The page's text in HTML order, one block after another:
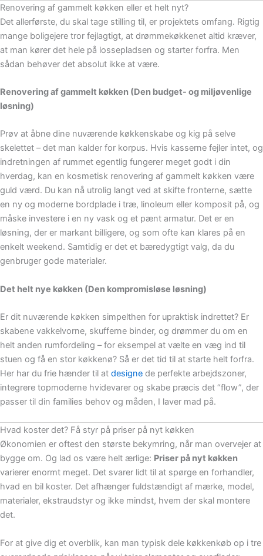
Renovering af gammelt køkken eller et helt nyt?
Det allerførste, du skal tage stilling til, er projektets omfang. Rigtig
mange boligejere tror fejlagtigt, at drømmekøkkenet altid kræver,
at man kører det hele på lossepladsen og starter forfra. Men
sådan behøver det absolut ikke at være.
Renovering af gammelt køkken (Den budget- og miljøvenlige
løsning)
Prøv at åbne dine nuværende køkkenskabe og kig på selve
skelettet – det man kalder for korpus. Hvis kasserne fejler intet, og
indretningen af rummet egentlig fungerer meget godt i din
hverdag, kan en kosmetisk renovering af gammelt køkken være
guld værd. Du kan nå utrolig langt ved at skifte fronterne, sætte
en ny og moderne bordplade i træ, linoleum eller komposit på, og
måske investere i en ny vask og et pænt armatur. Det er en
løsning, der er markant billigere, og som ofte kan klares på en
enkelt weekend. Samtidig er det et bæredygtigt valg, da du
genbruger gode materialer.
Det helt nye køkken (Den kompromisløse løsning)
Er dit nuværende køkken simpelthen for upraktisk indrettet? Er
skabene vakkelvorne, skufferne binder, og drømmer du om en
helt anden rumfordeling – for eksempel at vælte en væg ind til
stuen og få en stor køkkenø? Så er det tid til at starte helt forfra.
Her har du frie hænder til at designe de perfekte arbejdszoner,
integrere topmoderne hvidevarer og skabe præcis det “flow”, der
passer til din families behov og måden, I laver mad på.
Hvad koster det? Få styr på priser på nyt køkken
Økonomien er oftest den største bekymring, når man overvejer at
bygge om. Og lad os være helt ærlige: Priser på nyt køkken
varierer enormt meget. Det svarer lidt til at spørge en forhandler,
hvad en bil koster. Det afhænger fuldstændigt af mærke, model,
materialer, ekstraudstyr og ikke mindst, hvem der skal montere
det.
For at give dig et overblik, kan man typisk dele køkkenkøb op i tre